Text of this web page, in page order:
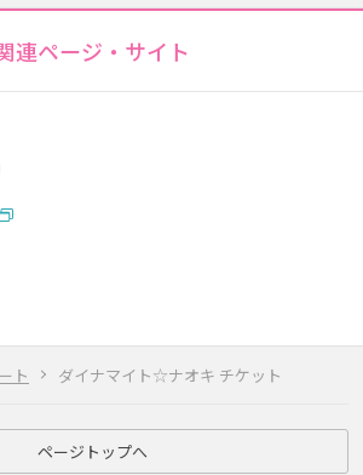
ト ダイナマイト☆ナオキ チケット
連ページ・サイト
ページトップへ